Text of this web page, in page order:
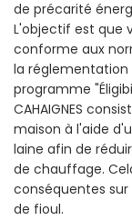
de précarité
L'objectif est que
conforme aux
la réglementation
programme
CAHAIGNES
maison à l'aide
laine afin de
de chauffage.
conséquentes
de fioul.